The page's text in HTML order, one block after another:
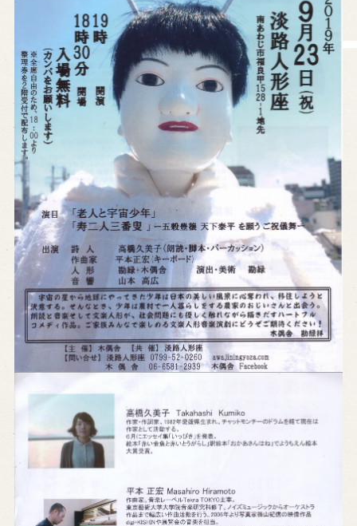
求人情報
※株式会社うずのくに南あわじの求人情報ページへ移動します
関連施設
通販サイトうずのくに
道の駅うずしお
うずの丘大鳴門橋記念館